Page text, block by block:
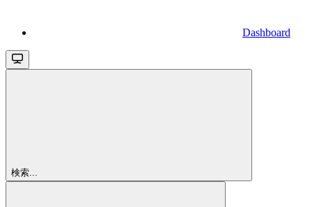
Dashboard
検索...